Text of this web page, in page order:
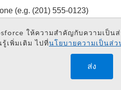
ให้ความสำคัญกับความเป็น
รู้เพิ่มเติม ไปที่นโยบายความเป็นส่ว